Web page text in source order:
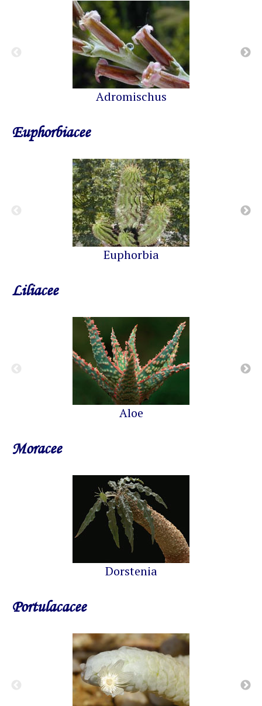
Adromischus
Euphorbiacee
Euphorbia
Liliacee
Aloe
Moracee
Dorstenia
Portulacacee